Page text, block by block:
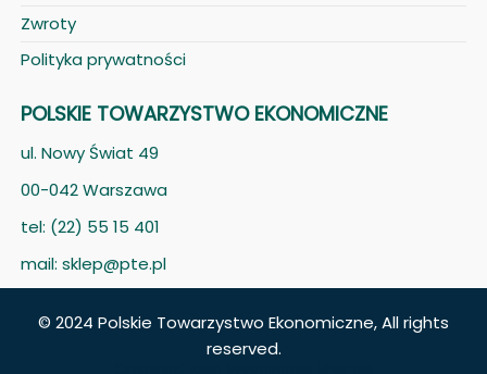
Zwroty
Polityka prywatności
POLSKIE TOWARZYSTWO EKONOMICZNE
ul. Nowy Świat 49
00-042 Warszawa
tel: (22) 55 15 401
mail: sklep@pte.pl
© 2024 Polskie Towarzystwo Ekonomiczne, All rights
reserved.